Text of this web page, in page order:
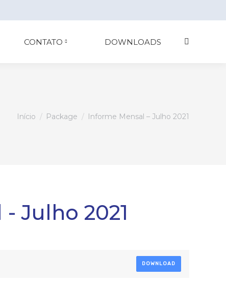
CONTATO DOWNLOADS Search:
Você está aqui:
Início Package Informe Mensal – Julho 2021
Julho 2021
DOWNLOAD